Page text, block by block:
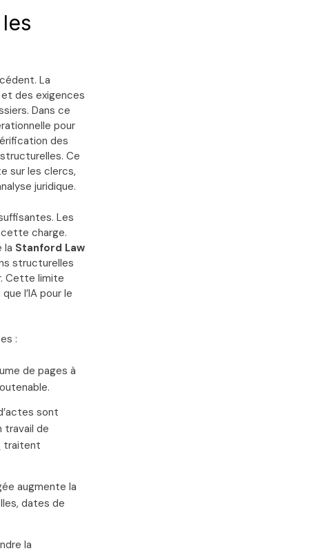
La
des exigences
Dans ce
pour
des
Ce
sur les clercs,
juridique.
Les
charge.
la Stanford Law
structurelles
Cette limite
l’IA pour le
:
de pages à
sont
travail de
traitent
augmente la
dates de
la